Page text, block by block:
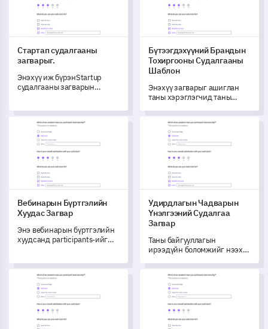
Стартап судалгааны
загварыг.
Энэхүү иж бүрэнStartup
судалгааны загварын
сорилтууд, зорилго, үйл
ажиллагааны явцад чухал
ойлголтуудыг олж авах
боломжтой.
Бүтээгдэхүүний Брандын
Тохиргооны Судалгааны
Шаблон
Энэхүү загварыг ашиглан
таны хэрэглэгчид таны
бүтээгдэхүүнүүдийн
хоорондын зохицлыг
хэрхэн ойлгодгийг бүрэн
мэдээлэлтэй үнэлж ойлгоно.
Вебинарын Бүртгэлийн Хуудас Загвар
Вебинарын Бүртгэлийн
Хуудас Загвар
Энэ вебинарын бүртгэлийн
хуудсанд participants-ийг
агуулгын сонирхол болон
оролцох хүчин зүйлсийг
ойлгоход танд тусална.
Удирдлагын Чадварын
Удирдлагын Чадварын
Үнэлгээний Судалгаа
Загвар
Таны байгууллагын
ирээдүйн боломжийг нээх
Судалгаа Шалгуурын
Загварыг ашиглаарай.
Ээж ба хүүхдийн хөтөлбөрийн санал хүсэлтийн загвар
Суралцах цагийн ажлын